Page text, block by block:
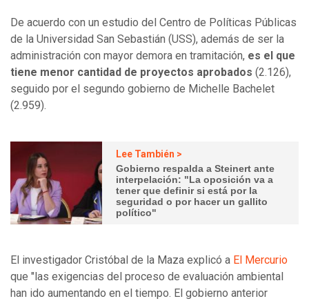
De acuerdo con un estudio del Centro de Políticas Públicas
de la Universidad San Sebastián (USS), además de ser la
administración con mayor demora en tramitación, es el que
tiene menor cantidad de proyectos aprobados (2.126),
seguido por el segundo gobierno de Michelle Bachelet
(2.959).
Lee También >
Gobierno respalda a Steinert ante
interpelación: "La oposición va a
tener que definir si está por la
seguridad o por hacer un gallito
político"
El investigador Cristóbal de la Maza explicó a El Mercurio
que "las exigencias del proceso de evaluación ambiental
han ido aumentando en el tiempo. El gobierno anterior